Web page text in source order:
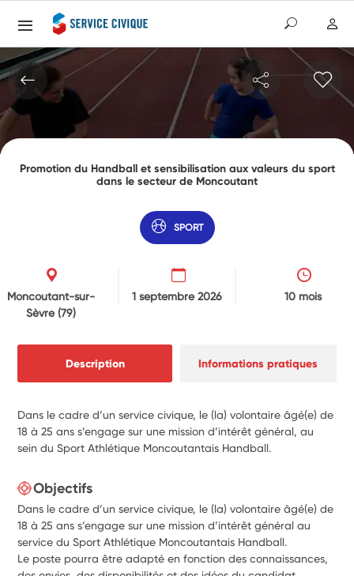
Promotion du Handball et sensibilisation aux valeurs du sport
dans le secteur de Moncoutant
SPORT
Moncoutant-sur-
Sèvre(79)
1 septembre 2026 10 mois
Description Informations pratiques
Dans le cadre d’un service civique, le (la) volontaire âgé(e) de
18 à 25 ans s’engage sur une mission d’intérêt général, au
sein du Sport Athlétique Moncoutantais Handball.
Objectifs
Dans le cadre d’un service civique, le (la) volontaire âgé(e) de
18 à 25 ans s’engage sur une mission d’intérêt général au
service du Sport Athlétique Moncoutantais Handball.
Le poste pourra être adapté en fonction des connaissances,